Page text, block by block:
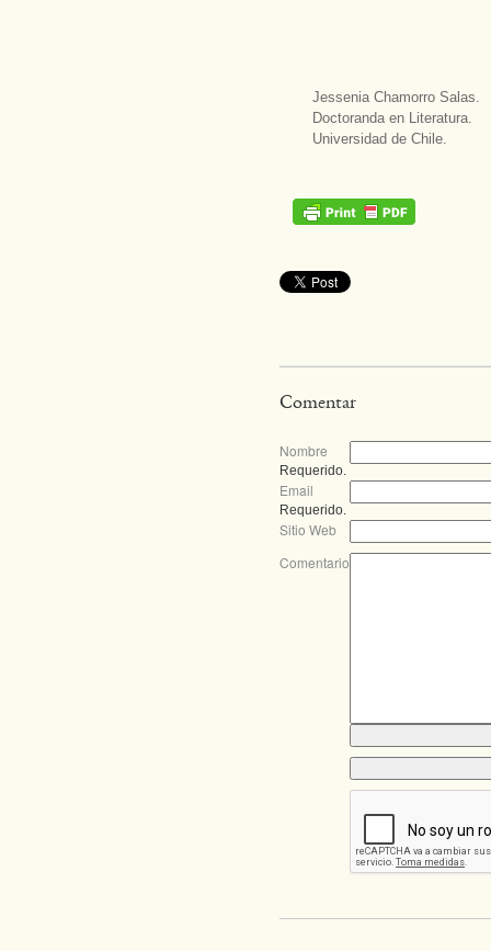
Jessenia Chamorro Salas.
Doctoranda en Literatura.
Universidad de Chile.
Comentar
Nombre
Requerido.
Email
Requerido.
Sitio Web
Comentario